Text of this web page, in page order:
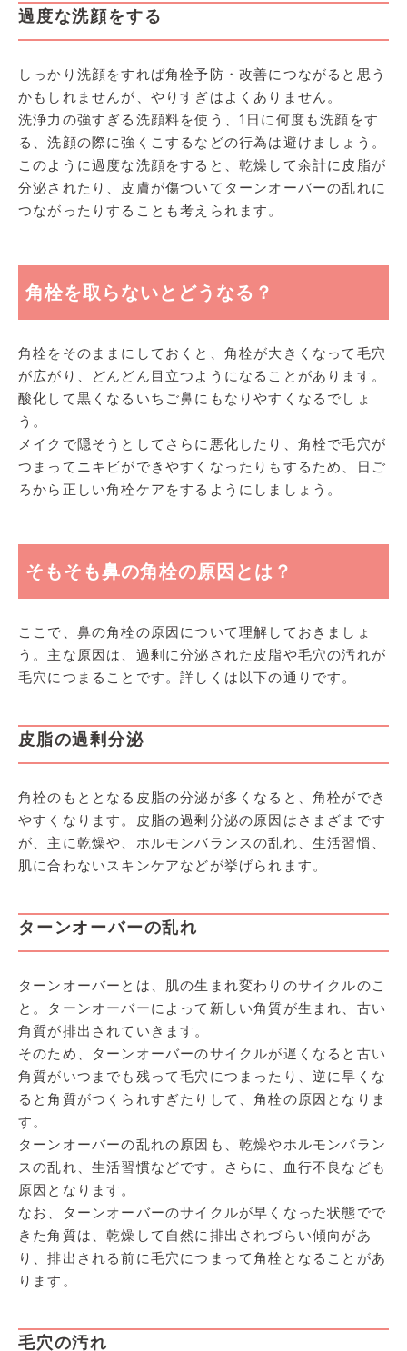
過度な洗顔をする
しっかり洗顔をすれば角栓予防・改善につながると思う
かもしれませんが、やりすぎはよくありません。
洗浄力の強すぎる洗顔料を使う、1日に何度も洗顔をす
る、洗顔の際に強くこするなどの行為は避けましょう。
このように過度な洗顔をすると、乾燥して余計に皮脂が
分泌されたり、皮膚が傷ついてターンオーバーの乱れに
つながったりすることも考えられます。
角栓を取らないとどうなる？
角栓をそのままにしておくと、角栓が大きくなって毛穴
が広がり、どんどん目立つようになることがあります。
酸化して黒くなるいちご鼻にもなりやすくなるでしょ
う。
メイクで隠そうとしてさらに悪化したり、角栓で毛穴が
つまってニキビができやすくなったりもするため、日ご
ろから正しい角栓ケアをするようにしましょう。
そもそも鼻の角栓の原因とは？
ここで、鼻の角栓の原因について理解しておきましょ
う。主な原因は、過剰に分泌された皮脂や毛穴の汚れが
毛穴につまることです。詳しくは以下の通りです。
皮脂の過剰分泌
角栓のもととなる皮脂の分泌が多くなると、角栓ができ
やすくなります。皮脂の過剰分泌の原因はさまざまです
が、主に乾燥や、ホルモンバランスの乱れ、生活習慣、
肌に合わないスキンケアなどが挙げられます。
ターンオーバーの乱れ
ターンオーバーとは、肌の生まれ変わりのサイクルのこ
と。ターンオーバーによって新しい角質が生まれ、古い
角質が排出されていきます。
そのため、ターンオーバーのサイクルが遅くなると古い
角質がいつまでも残って毛穴につまったり、逆に早くな
ると角質がつくられすぎたりして、角栓の原因となりま
す。
ターンオーバーの乱れの原因も、乾燥やホルモンバラン
スの乱れ、生活習慣などです。さらに、血行不良なども
原因となります。
なお、ターンオーバーのサイクルが早くなった状態でで
きた角質は、乾燥して自然に排出されづらい傾向があ
り、排出される前に毛穴につまって角栓となることがあ
ります。
毛穴の汚れ